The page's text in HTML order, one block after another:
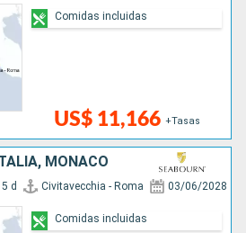
US$ 11,166 +Tasas
Comidas incluidas
MONACO
d Civitavecchia - Roma 03/06/2028
Comidas incluidas